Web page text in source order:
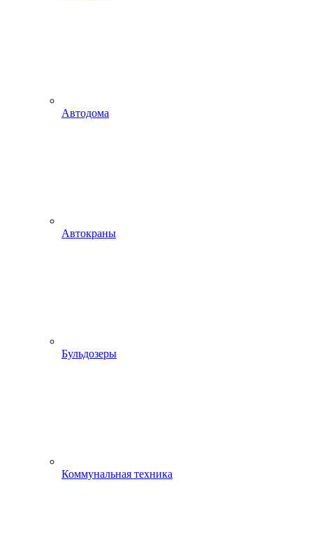
Автодома
Автокраны
Бульдозеры
Коммунальная техника